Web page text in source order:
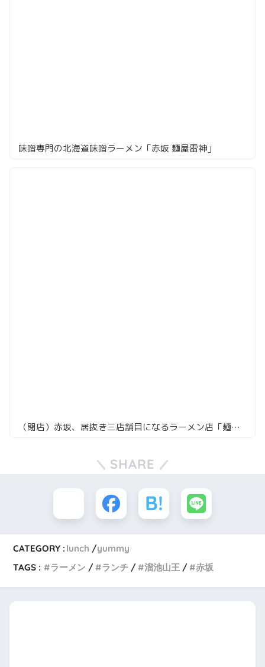
味噌専門の北海道味噌ラーメン「赤坂 麺屋雷神」
（閉店）赤坂、居抜き三店舗目になるラーメン店「麺屋庄太」
SHARE
CATEGORY : lunch
yummy
TAGS :
ラーメン ランチ 溜池山王 赤坂